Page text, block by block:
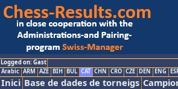
Logged on: Gast
Arabic ARM AZE BIH BUL CAT CHN CRO CZE DEN ENG
Inici Base de dades de torneigs